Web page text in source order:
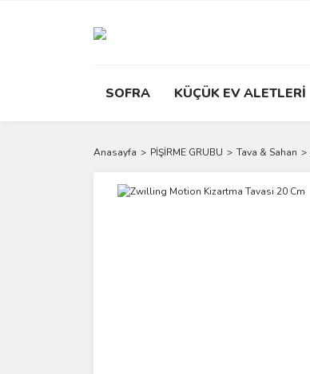
SOFRA KÜÇÜK EV ALETLERİ
Anasayfa PİŞİRME GRUBU Tava & Sahan